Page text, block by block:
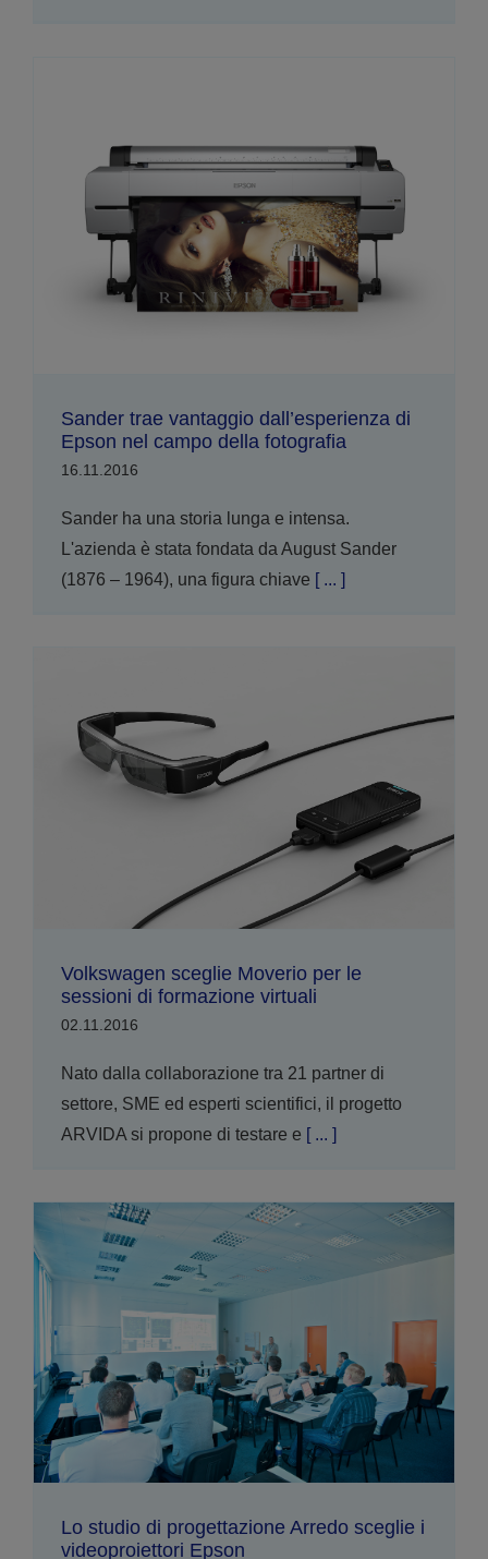
Sander trae vantaggio dall’esperienza di
Epson nel campo della fotografia
16.11.2016
Sander ha una storia lunga e intensa.
L'azienda è stata fondata da August Sander
(1876 – 1964), una figura chiave [ ... ]
Volkswagen sceglie Moverio per le
sessioni di formazione virtuali
02.11.2016
Nato dalla collaborazione tra 21 partner di
settore, SME ed esperti scientifici, il progetto
ARVIDA si propone di testare e [ ... ]
Lo studio di progettazione Arredo sceglie i
videoproiettori Epson